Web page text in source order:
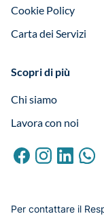
Cookie Policy
Carta dei Servizi
Scopri di più
Chi siamo
Lavora con noi
Per contattare il